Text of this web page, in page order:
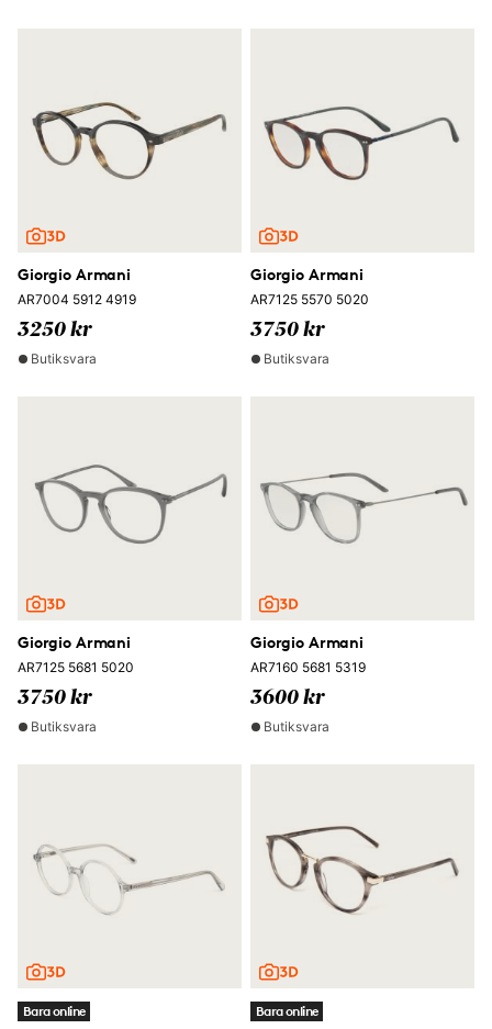
Giorgio Armani
AR7004 5912 4919
3250 kr
Butiksvara
Giorgio Armani
AR7125 5570 5020
3750 kr
Butiksvara
Giorgio Armani
AR7125 5681 5020
3750 kr
Butiksvara
Giorgio Armani
AR7160 5681 5319
3600 kr
Butiksvara
Bara online Bara online